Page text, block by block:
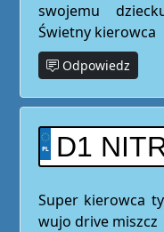
swojemu
Świetny kierowca
Odpowiedz
D1
Super kierowca
wujo drive miszcz